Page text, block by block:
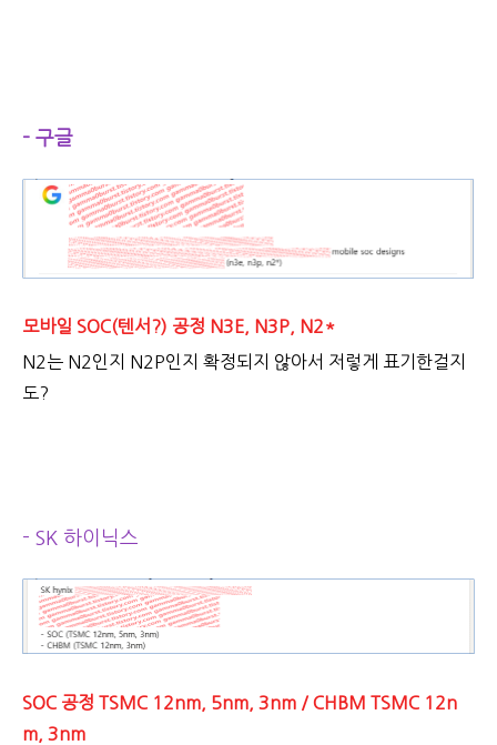
- 구글
모바일 SOC(텐서?) 공정 N3E, N3P, N2*
N2는 N2인지 N2P인지 확정되지 않아서 저렇게 표기한걸지
도?
- SK 하이닉스
SOC 공정 TSMC 12nm, 5nm, 3nm / CHBM TSMC 12n
m, 3nm